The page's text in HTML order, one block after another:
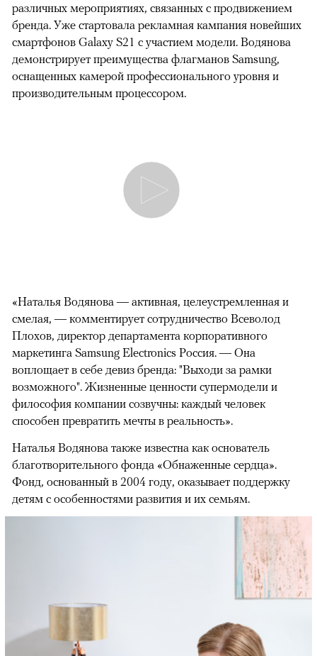
различных мероприятиях, связанных с продвижением
бренда. Уже стартовала рекламная кампания новейших
смартфонов Galaxy S21 с участием модели. Водянова
демонстрирует преимущества флагманов Samsung,
оснащенных камерой профессионального уровня и
производительным процессором.
«Наталья Водянова — активная, целеустремленная и
смелая, — комментирует сотрудничество Всеволод
Плохов, директор департамента корпоративного
маркетинга Samsung Electronics Россия. — Она
воплощает в себе девиз бренда: "Выходи за рамки
возможного". Жизненные ценности супермодели и
философия компании созвучны: каждый человек
способен превратить мечты в реальность».
Наталья Водянова также известна как основатель
благотворительного фонда «Обнаженные сердца».
Фонд, основанный в 2004 году, оказывает поддержку
детям с особенностями развития и их семьям.